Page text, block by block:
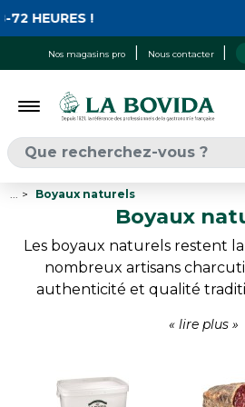
Nos magasins pro Nous contacter
!
Boyaux naturels
Boyaux
Les boyaux naturels restent
nombreux artisans
authenticité et qualité
fabrications des merguez
Leur aspect naturel participe
produits finis tout en offrant